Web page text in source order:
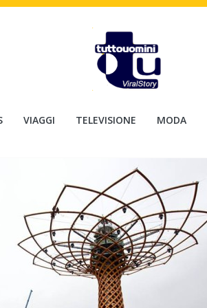
VIAGGI TELEVISIONE MODA